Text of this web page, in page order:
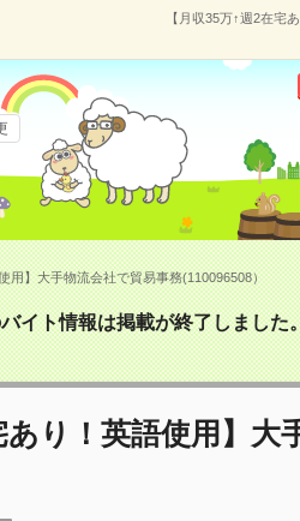
【月収35万↑週2在宅
用】大手物流会社で貿易事務(110096508）
イト情報は掲載が終了しました
あり！英語使用】大